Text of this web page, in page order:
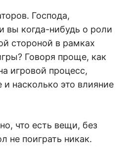
Господа,
вы когда-нибудь о роли
стороной в рамках
Говоря проще, как
игровой процесс,
насколько это влияние
что есть вещи, без
не поиграть никак.